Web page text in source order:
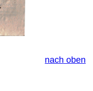
nach oben